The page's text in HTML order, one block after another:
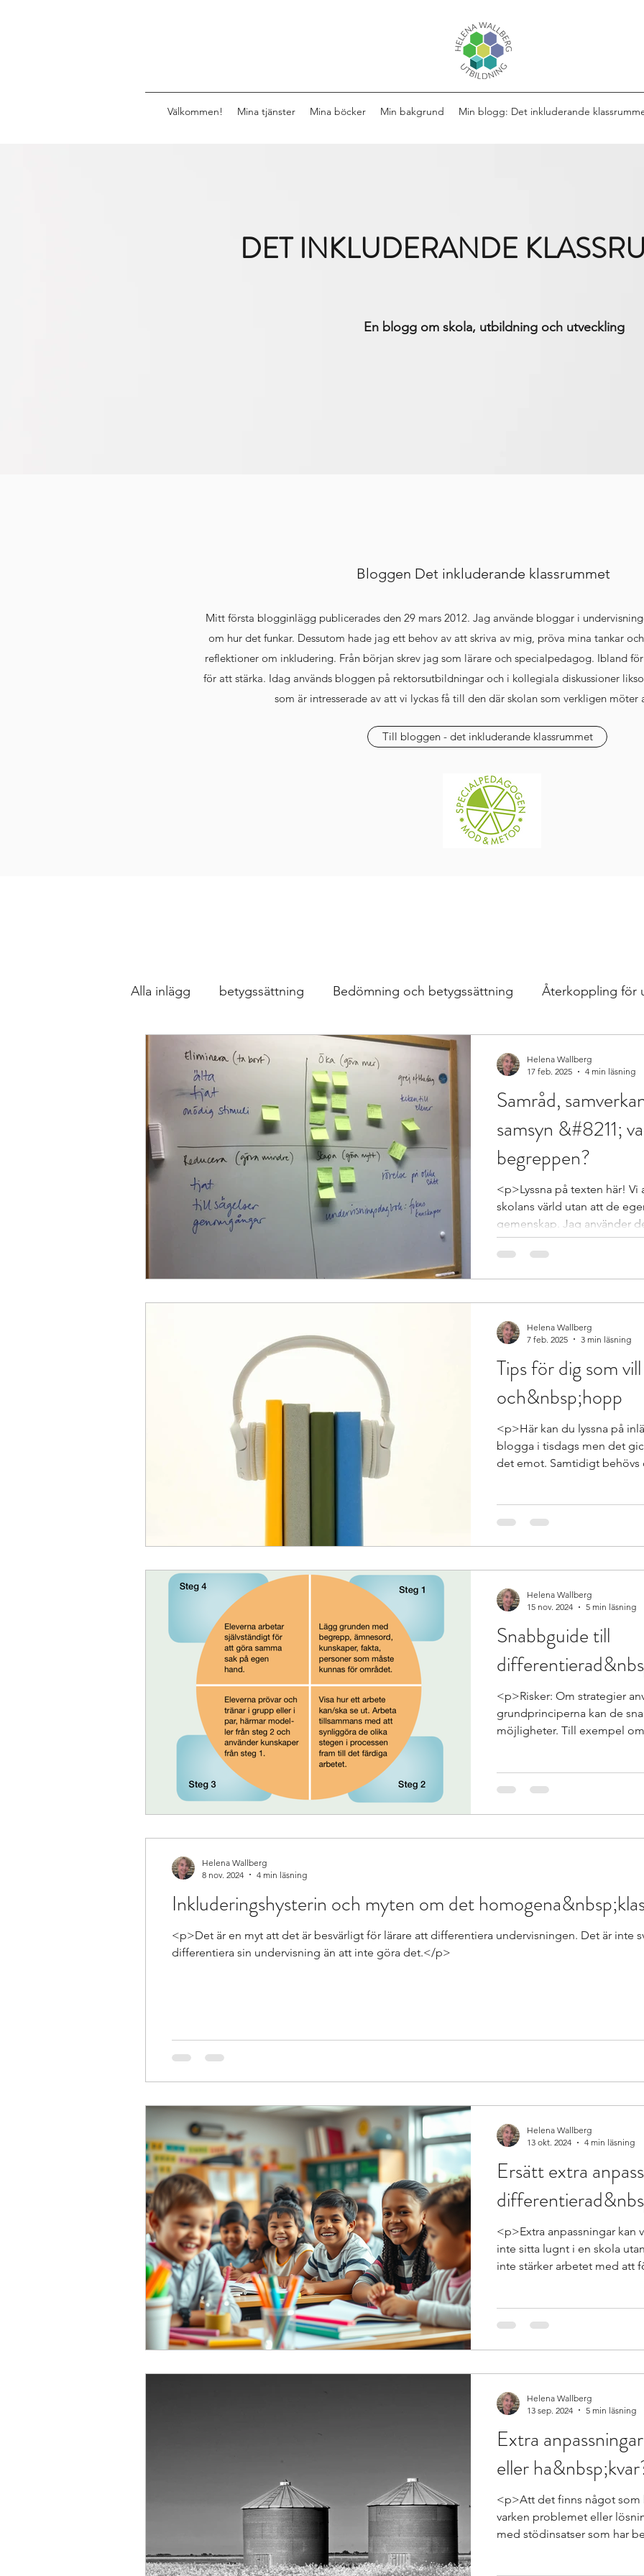
Välkommen! Mina tjänster Mina böcker Min bakgrund Min blogg: Det inkluderande
DET INKLUDERANDE
En blogg om skola, utbildning och utveckling
Bloggen Det inkluderande klassrummet
Mitt första blogginlägg publicerades den 29 mars 2012. Jag använde bloggar i
om hur det funkar. Dessutom hade jag ett behov av att skriva av mig, pröva mina tankar
reflektioner om inkludering. Från början skrev jag som lärare och specialpedagog. Ibland
för att stärka. Idag används bloggen på rektorsutbildningar och i kollegiala diskussioner
som är intresserade av att vi lyckas få till den där skolan som verkligen möter
Till bloggen - det inkluderande klassrummet
Alla inlägg betygssättning Bedömning och betygssättning Återkoppling för
Design av lektioner, uppgifter, mat Design av lektioner
Formativ bedömning som förhållnings differentierad undervisning Growth
Inkludering Kollegialt lärande Istället för elevärenden till elevh
Ledarskap specialpedagogen och försteläraren Skoldebatt
Relationellt och kategoriskt perspe Stödinsatser Strategier för att träna
The Agency for Special Needs and In Återkoppling för utveckling
Bedömning och betygssättning Beprövad erfarenhet betyg
Samråd,
samsyn &#8211;
begreppen?
<p>Lyssna på texten här!
skolans värld utan att de
gemenskap. Jag använder
text, i &hellip; <a
href="https://
-samverkan-samarbete-
Helena Wallberg
17 feb. 2025
4 min läsning
Tips för dig som
och&nbsp;hopp
<p>Här kan du lyssna på
blogga i tisdags men det
det emot. Samtidigt
Helena Wallberg
7 feb. 2025
3 min läsning
Snabbguide till
<p>Risker: Om strategier
grundprinciperna kan de
möjligheter. Till exempel
differentierad undervisning.
Helena Wallberg
15 nov. 2024
5 min läsning
Inkluderingshysterin och myten om det
<p>Det är en myt att det är besvärligt för lärare att differentiera undervisningen. Det är inte
differentiera sin undervisning än att inte göra det.</p>
Helena Wallberg
8 nov. 2024
4 min läsning
Ersätt extra
<p>Extra anpassningar kan
inte sitta lugnt i en skola
inte stärker arbetet med att
Helena Wallberg
13 okt. 2024
4 min läsning
Extra
eller
<p>Att det finns något som
varken problemet eller
med stödinsatser som har
Helena Wallberg
13 sep. 2024
5 min läsning